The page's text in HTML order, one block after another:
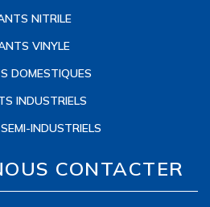
NITRILE
VINYLE
DOMESTIQUES
INDUSTRIELS
INDUSTRIELS
CONTACTER